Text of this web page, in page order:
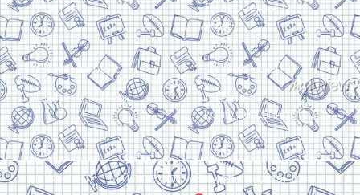
Контакти
Повернення та
обмін
Скачати прайс
Система знижок
Договір оферти
Політика
конфіденційності
Контакти Мій аккаунт Замовити дзвінок